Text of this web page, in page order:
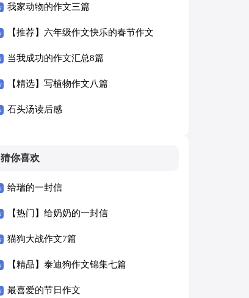
我家动物的作文三篇
【推荐】六年级作文快乐的春节作文
合集6篇
当我成功的作文汇总8篇
【精选】写植物作文八篇
石头汤读后感
猜你喜欢
给瑞的一封信
【热门】给奶奶的一封信
猫狗大战作文7篇
【精品】泰迪狗作文锦集七篇
最喜爱的节日作文